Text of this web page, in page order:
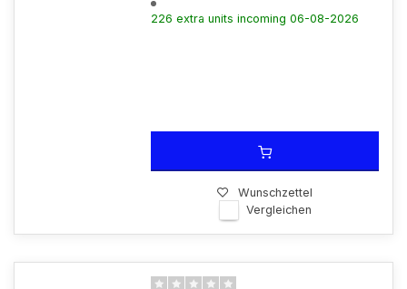
226 extra units incoming 06-08-2026
Wunschzettel
Vergleichen